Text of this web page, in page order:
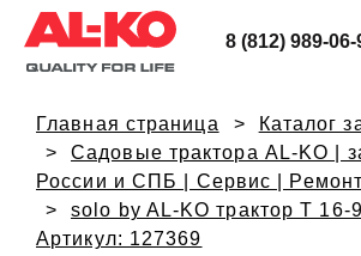
8 (812) 989-06-
Главная страница
Каталог
Садовые трактора AL-KO |
России и СПБ | Сервис | Ремонт
solo by AL-KO трактор T 16-
Артикул: 127369